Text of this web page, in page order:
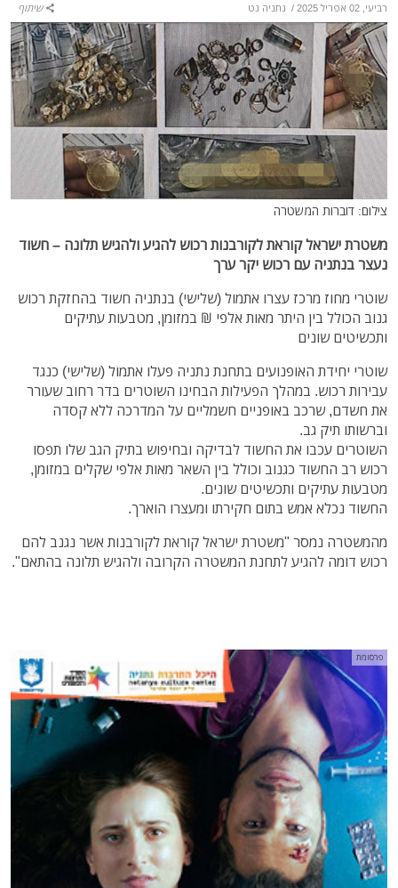
רביעי, 02 אפריל 2025 / נתניה נט שיתוף
צילום: דוברות המשטרה
משטרת ישראל קוראת לקורבנות רכוש להגיע ולהגיש תלונה – חשוד
נעצר בנתניה עם רכוש יקר ערך
שוטרי מחוז מרכז עצרו אתמול (שלישי) בנתניה חשוד בהחזקת רכוש
גנוב הכולל בין היתר מאות אלפי ₪ במזומן, מטבעות עתיקים
ותכשיטים שונים
שוטרי יחידת האופנועים בתחנת נתניה פעלו אתמול (שלישי) כנגד
עבירות רכוש. במהלך הפעילות הבחינו השוטרים בדר רחוב שעורר
את חשדם, שרכב באופניים חשמליים על המדרכה ללא קסדה
וברשותו תיק גב.
השוטרים עכבו את החשוד לבדיקה ובחיפוש בתיק הגב שלו תפסו
רכוש רב החשוד כגנוב וכולל בין השאר מאות אלפי שקלים במזומן,
מטבעות עתיקים ותכשיטים שונים.
החשוד נכלא אמש בתום חקירתו ומעצרו הוארך.
מהמשטרה נמסר "משטרת ישראל קוראת לקורבנות אשר נגנב להם
רכוש דומה להגיע לתחנת המשטרה הקרובה ולהגיש תלונה בהתאם".
פרסומת